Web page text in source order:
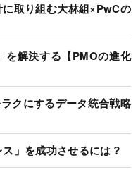
取り組む大林組×PwCの
を解決する【PMOの進化
クにするデータ統合戦略
」を成功させるには？